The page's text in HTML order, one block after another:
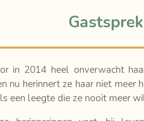
in 2014 heel onverwacht
nu herinnert ze haar niet meer
een leegte die ze nooit meer